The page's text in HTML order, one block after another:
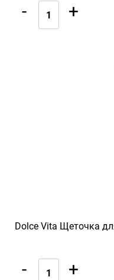
- +
Dolce Vita Щеточка
- +